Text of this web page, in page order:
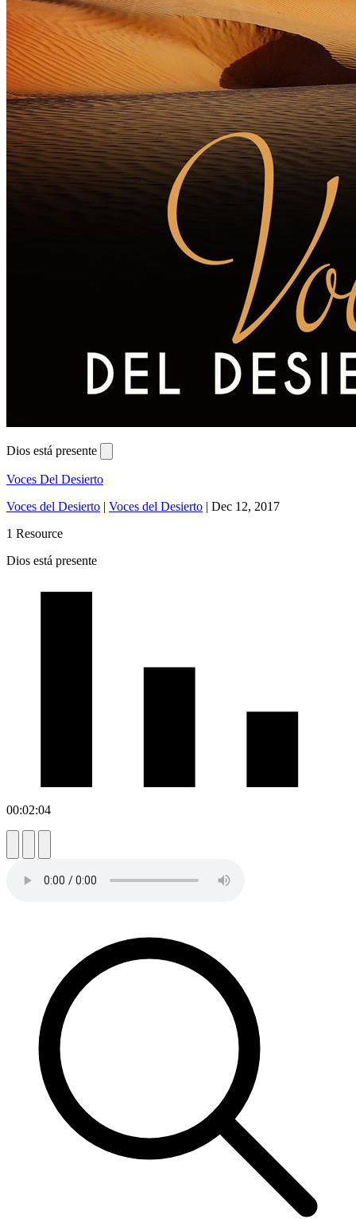
Dios está presente
Voces Del Desierto
Voces del Desierto | Voces del Desierto | Dec 12, 2017
1 Resource
Dios está presente
00:02:04